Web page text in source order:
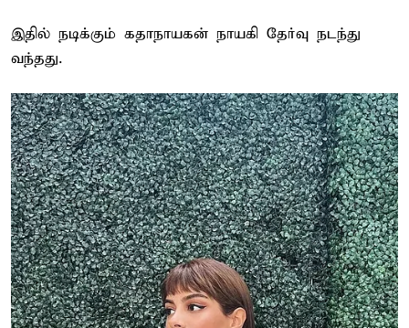
இதில் நடிக்கும் கதாநாயகன் நாயகி தேர்வு நடந்து
வந்தது.